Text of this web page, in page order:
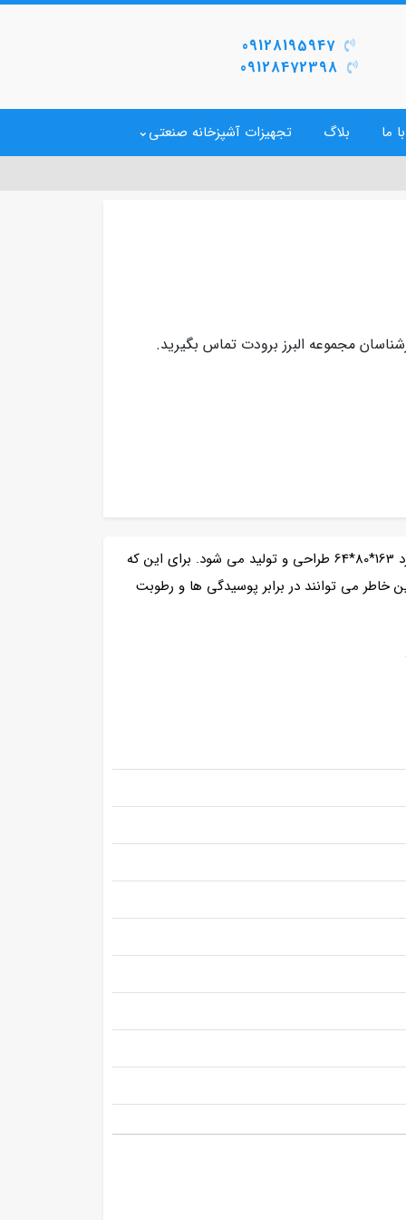
09128195947
09128472398
ما بلاگ تجهیزات آشپزخانه صنعتی
مجموعه البرز برودت تماس بگیرید.
در هر ساعت قابلیت تولید 64 لیتر بستنی در ساعت می باشد. این دستگاه بستنی ساز صنعتی در ابعاد استاندارد 163*80*64 طراحی و تولید می شود. برای این که
می توانند در برابر پوسیدگی ها و رطوبت